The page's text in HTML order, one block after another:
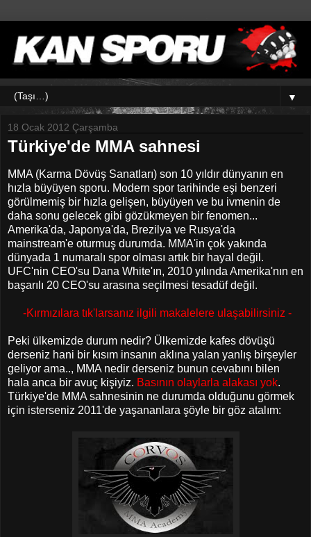
▼
18 Ocak 2012 Çarşamba
Türkiye'de MMA sahnesi
MMA (Karma Dövüş Sanatları) son 10 yıldır dünyanın en
hızla büyüyen sporu. Modern spor tarihinde eşi benzeri
görülmemiş bir hızla gelişen, büyüyen ve bu ivmenin de
daha sonu gelecek gibi gözükmeyen bir fenomen...
Amerika'da, Japonya'da, Brezilya ve Rusya'da
mainstream'e oturmuş durumda. MMA'in çok yakında
dünyada 1 numaralı spor olması artık bir hayal değil.
UFC'nin CEO'su Dana White'ın, 2010 yılında Amerika'nın en
başarılı 20 CEO'su arasına seçilmesi tesadüf değil.
-Kırmızılara tık'larsanız ilgili makalelere ulaşabilirsiniz -
Peki ülkemizde durum nedir? Ülkemizde kafes dövüşü
derseniz hani bir kısım insanın aklına yalan yanlış birşeyler
geliyor ama.., MMA nedir derseniz bunun cevabını bilen
hala anca bir avuç kişiyiz. Basının olaylarla alakası yok.
Türkiye'de MMA sahnesinin ne durumda olduğunu görmek
için isterseniz 2011'de yaşananlara şöyle bir göz atalım: